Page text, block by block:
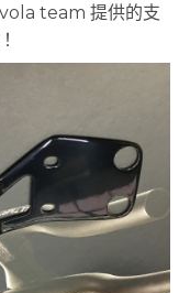
team 提供的支